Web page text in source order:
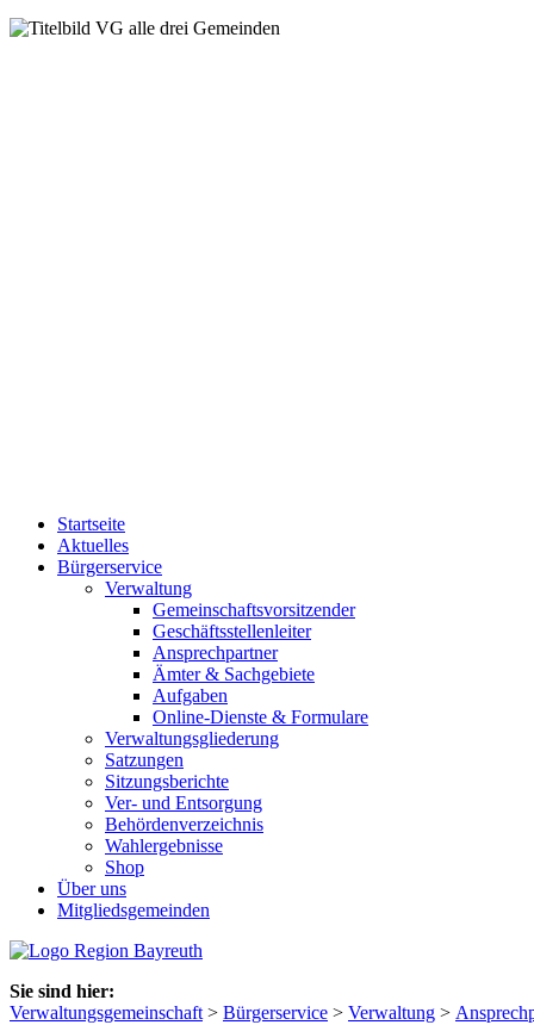
Startseite
Aktuelles
Bürgerservice
Verwaltung
Gemeinschaftsvorsitzender
Geschäftsstellenleiter
Ansprechpartner
Ämter & Sachgebiete
Aufgaben
Online-Dienste & Formulare
Verwaltungsgliederung
Satzungen
Sitzungsberichte
Ver- und Entsorgung
Behördenverzeichnis
Wahlergebnisse
Shop
Über uns
Mitgliedsgemeinden
Sie sind hier:
Verwaltungsgemeinschaft > Bürgerservice > Verwaltung >